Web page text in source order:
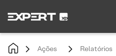
Ações Relatórios